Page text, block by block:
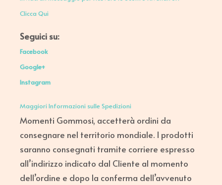
Clicca Qui
Seguici su:
Facebook
Google+
Instagram
Maggiori Informazioni sulle Spedizioni
Momenti Gommosi, accetterà ordini da
consegnare nel territorio mondiale. I prodotti
saranno consegnati tramite corriere espresso
all’indirizzo indicato dal Cliente al momento
dell’ordine e dopo la conferma dell’avvenuto